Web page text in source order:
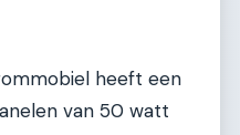
heeft een
van 50 watt